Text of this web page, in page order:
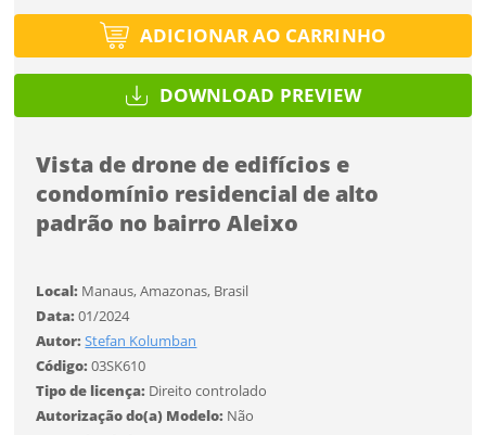
ADICIONAR AO CARRINHO
DOWNLOAD PREVIEW
Vista de drone de edifícios e
condomínio residencial de alto
padrão no bairro Aleixo
Local: Manaus, Amazonas, Brasil
Data:01/2024
Autor:Stefan Kolumban
Código:03SK610
Tipo de licença: Direito controlado
Autorização do(a) Modelo: Não
Utilização
Tamanho
Tipo de projeto
Selecione
Utilização
Formato
Tamanho
ENTRAR
Você ainda não tem conta?
CADASTRE-SE
ENTRAR
SALVAR
Desejo receber novidades sobre a Pulsar Imagens
Li e concordo com os
CADASTRAR
Utilização
Tamanho